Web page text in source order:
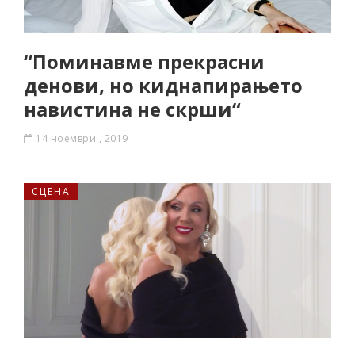
“Поминавме прекрасни
денови, но киднапирањето
навистина не скрши“
14 ноември , 2019
СЦЕНА